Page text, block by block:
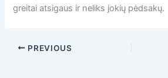
greitai atsigaus ir neliks jokių pėdsakų.
PREVIOUS